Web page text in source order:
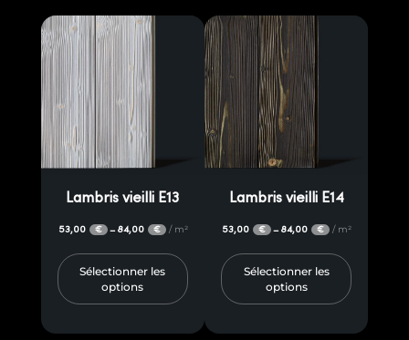
Lambris vieilli E13
53,00 € – 84,00 € / m²
Sélectionner les
options
Lambris vieilli E14
53,00 € – 84,00 € / m²
Sélectionner les
options